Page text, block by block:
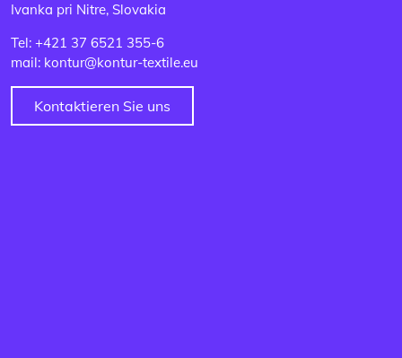
Ivanka pri Nitre, Slovakia
Tel: +421 37 6521 355-6
mail: kontur@kontur-textile.eu
Kontaktieren Sie uns